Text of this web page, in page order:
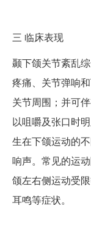
三 临床表现
颞下颌关节紊乱
疼痛、关节弹响
关节周围；并可
以咀嚼及张口时
生在下颌运动的
响声。常见的运
颌左右侧运动受
耳鸣等症状。